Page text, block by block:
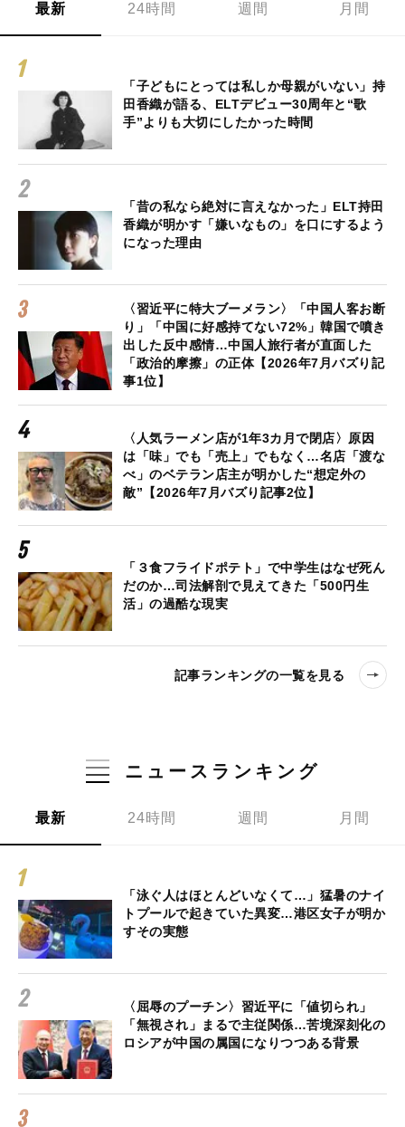
最新 24時間 週間 月間
「子どもにとっては私しか母親がいない」持
田香織が語る、ELTデビュー30周年と“歌
手”よりも大切にしたかった時間
「昔の私なら絶対に言えなかった」ELT持田
香織が明かす「嫌いなもの」を口にするよう
になった理由
〈習近平に特大ブーメラン〉「中国人客お断
り」「中国に好感持てない72%」韓国で噴き
出した反中感情…中国人旅行者が直面した
「政治的摩擦」の正体【2026年7月バズり記
事1位】
〈人気ラーメン店が1年3カ月で閉店〉原因
は「味」でも「売上」でもなく…名店「渡な
べ」のベテラン店主が明かした“想定外の
敵”【2026年7月バズり記事2位】
「３食フライドポテト」で中学生はなぜ死ん
だのか…司法解剖で見えてきた「500円生
活」の過酷な現実
記事ランキングの一覧を見る
ニュースランキング
最新 24時間 週間 月間
「泳ぐ人はほとんどいなくて…」猛暑のナイ
トプールで起きていた異変…港区女子が明か
すその実態
〈屈辱のプーチン〉習近平に「値切られ」
「無視され」まるで主従関係…苦境深刻化の
ロシアが中国の属国になりつつある背景